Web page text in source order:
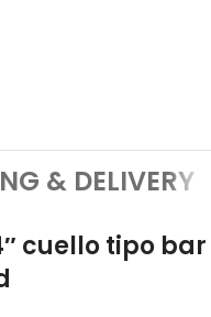
& DELIVERY
cuello tipo bar